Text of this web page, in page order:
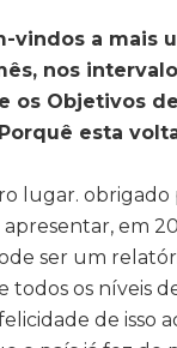
vindos a mais
nos
os Objetivos
esta
lugar. obrigado
em
ser um
os níveis
de